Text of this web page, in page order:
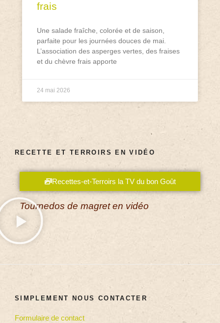
frais
Une salade fraîche, colorée et de saison,
parfaite pour les journées douces de mai.
L’association des asperges vertes, des fraises
et du chèvre frais apporte
24 mai 2026
RECETTE ET TERROIRS EN VIDÉO
Recettes-et-Terroirs la TV du bon Goût
Tournedos de magret en vidéo
SIMPLEMENT NOUS CONTACTER
Formulaire de contact